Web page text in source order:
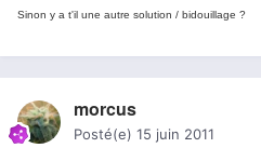
Sinon y a t'il une autre solution / bidouillage ?
morcus
Posté(e) 15 juin 2011